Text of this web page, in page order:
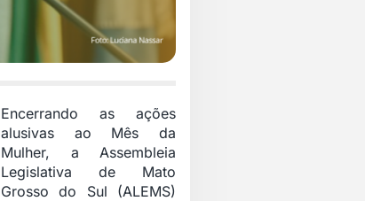
Encerrando as ações
alusivas ao Mês da
Mulher, a Assembleia
Legislativa de Mato
Grosso do Sul (ALEMS)